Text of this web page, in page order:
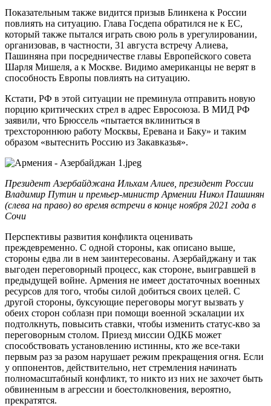
Показательным также видится призыв Блинкена к России
повлиять на ситуацию. Глава Госдепа обратился не к ЕС,
который также пытался играть свою роль в урегулировании,
организовав, в частности, 31 августа встречу Алиева,
Пашиняна при посредничестве главы Европейского совета
Шарля Мишеля, а к Москве. Видимо американцы не верят в
способность Европы повлиять на ситуацию.
Кстати, РФ в этой ситуации не преминула отправить новую
порцию критических стрел в адрес Евросоюза. В МИД РФ
заявили, что Брюссель «пытается вклиниться в
трехстороннюю работу Москвы, Еревана и Баку» и таким
образом «вытеснить Россию из Закавказья».
Президент Азербайджана Ильхам Алиев, президент России
Владимир Путин и премьер-министр Армении Никол Пашинян
(слева на право) во время встречи в конце ноября 2021 года в
Сочи
Перспективы развития конфликта оценивать
преждевременно. С одной стороны, как описано выше,
стороны едва ли в нем заинтересованы. Азербайджану и так
выгоден переговорный процесс, как стороне, выигравшей в
предыдущей войне. Армения не имеет достаточных военных
ресурсов для того, чтобы силой добиться своих целей. С
другой стороны, буксующие переговоры могут вызвать у
обеих сторон соблазн при помощи военной эскалации их
подтолкнуть, повысить ставки, чтобы изменить статус-кво за
переговорным столом. Приезд миссии ОДКБ может
способствовать установлению истинны, кто же все-таки
первым раз за разом нарушает режим прекращения огня. Если
у оппонентов, действительно, нет стремления начинать
полномасштабный конфликт, то никто из них не захочет быть
обвиненным в агрессии и боестолкновения, вероятно,
прекратятся.